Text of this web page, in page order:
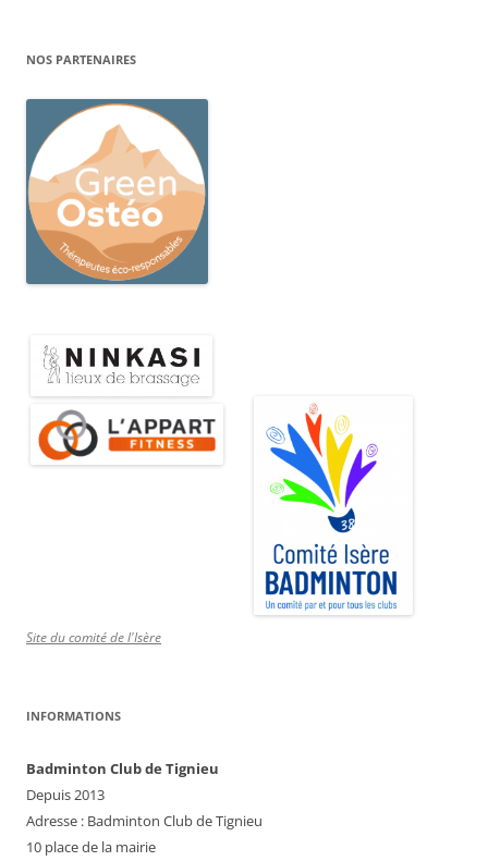
NOS PARTENAIRES
Site du comité de l'Isère
INFORMATIONS
Badminton Club de Tignieu
Depuis 2013
Adresse : Badminton Club de Tignieu
10 place de la mairie